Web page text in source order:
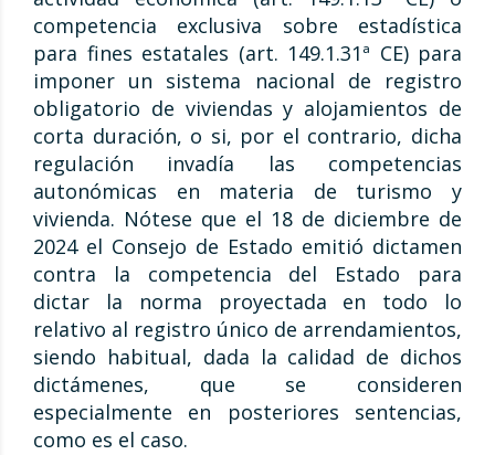
competencia exclusiva sobre estadística
para fines estatales (art. 149.1.31ª CE) para
imponer un sistema nacional de registro
obligatorio de viviendas y alojamientos de
corta duración, o si, por el contrario, dicha
regulación invadía las competencias
autonómicas en materia de turismo y
vivienda. Nótese que el 18 de diciembre de
2024 el Consejo de Estado emitió dictamen
contra la competencia del Estado para
dictar la norma proyectada en todo lo
relativo al registro único de arrendamientos,
siendo habitual, dada la calidad de dichos
dictámenes, que se consideren
especialmente en posteriores sentencias,
como es el caso.